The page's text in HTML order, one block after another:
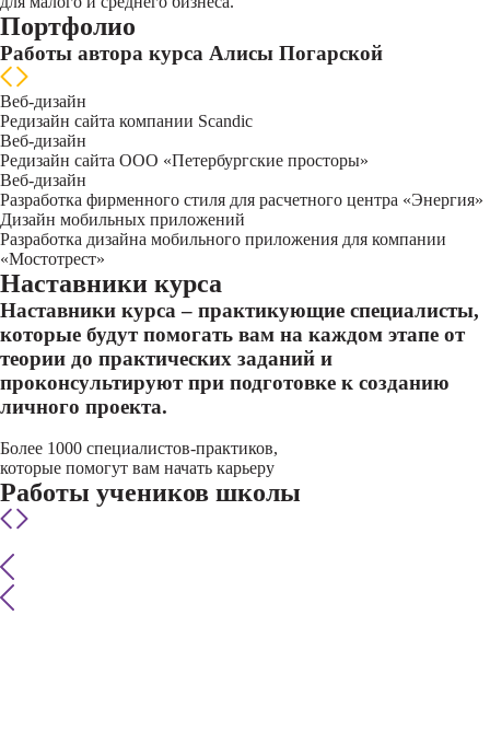
Портфолио
Работы автора курса Алисы Погарской
Веб-дизайн
Редизайн сайта компании Sсandic
Веб-дизайн
Редизайн сайта ООО «Петербургские просторы»
Веб-дизайн
Разработка фирменного стиля для расчетного центра «Энергия»
Дизайн мобильных приложений
Разработка дизайна мобильного приложения для компании
«Мостотрест»
Наставники курса
Наставники курса – практикующие специалисты,
которые будут помогать вам на каждом этапе от
теории до практических заданий и
проконсультируют при подготовке к созданию
личного проекта.
Более 1000 специалистов-практиков,
которые помогут вам начать карьеру
Работы учеников школы